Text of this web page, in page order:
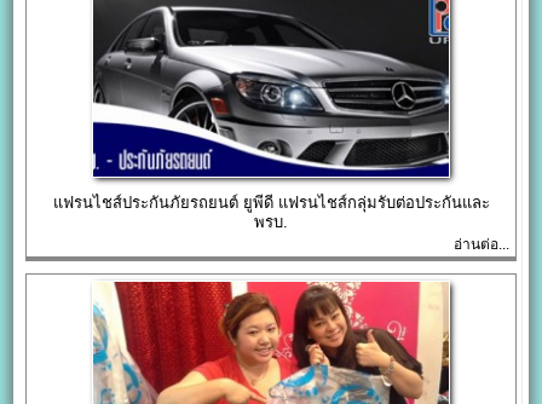
แฟรนไชส์ประกันภัยรถยนต์ ยูพีดี แฟรนไชส์กลุ่มรับต่อประกันและ
พรบ.
อ่านต่อ...